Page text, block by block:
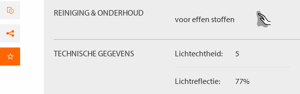
REINIGING & ONDERHOUD
voor effen stoffen
TECHNISCHE GEGEVENS Lichtechtheid: 5
Lichtreflectie: 77%
Facebook